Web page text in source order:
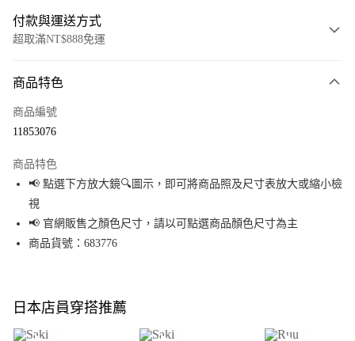
付款與運送方式
超取滿NT$888免運
信用卡一次付款
Apple Pay
街口支付
悠遊付
全盈+PAY
大哥付你分期
商品特色
商品編號
11853076
商品特色
📢 點選下方放大鏡🔍圖示，即可將商品照及尺寸表放大或縮小檢
視
📢 官網販售之顏色尺寸，請以可點選商品顏色尺寸為主
商品貨號：683776
日本店員穿搭推薦